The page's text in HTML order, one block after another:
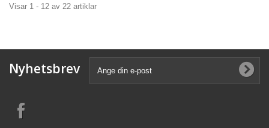
Visar 1 - 12 av 22 artiklar
Nyhetsbrev